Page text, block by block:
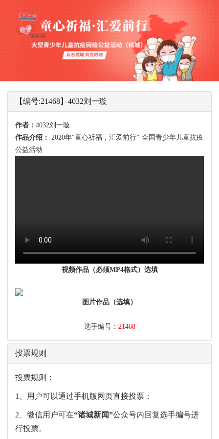
【编号:21468】4032刘一璇
作者： 4032刘一璇
作品介绍：
2020年“童心祈福，汇爱前行”-全国青少年儿童抗疫
公益活动
视频作品（必须MP4格式）选填
图片作品（选填）
选手编号： 21468
投票规则
投票规则：
1、用户可以通过手机版网页直接投票；
2、微信用户可在“诸城新闻”公众号内回复选手编号进
行投票。